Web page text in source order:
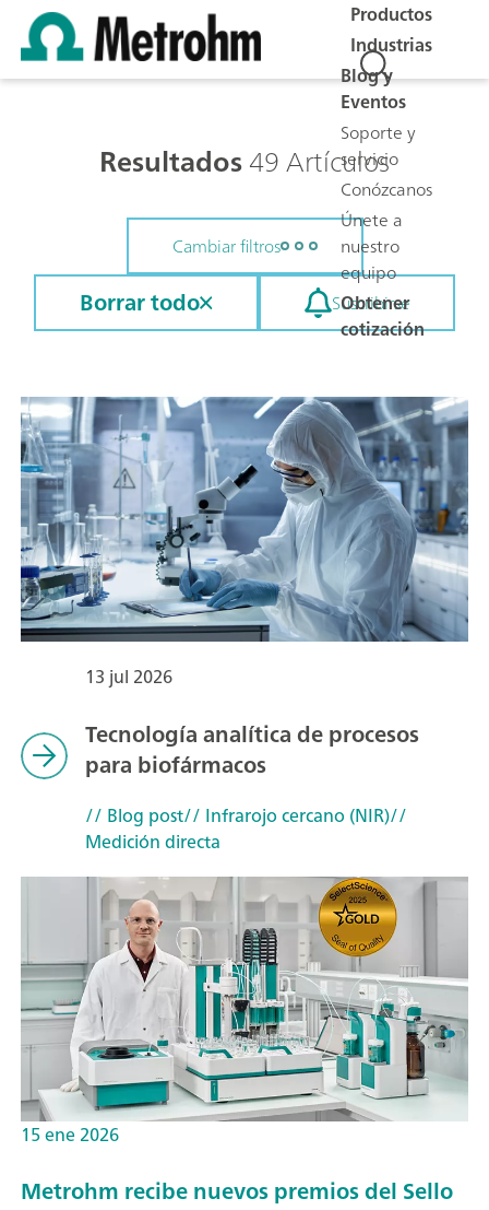
Productos
Industrias
Blog y
Eventos
Soporte y
servicio
Conózcanos
Únete a
nuestro
equipo
Obtener
cotización
Resultados49 Artículos
Cambiar filtros
Borrar todo Suscribirse
13 jul 2026
Tecnología analítica de procesos
para biofármacos
// Blog post// Infrarojo cercano (NIR)//
Medición directa
15 ene 2026
Metrohm recibe nuevos premios del Sello